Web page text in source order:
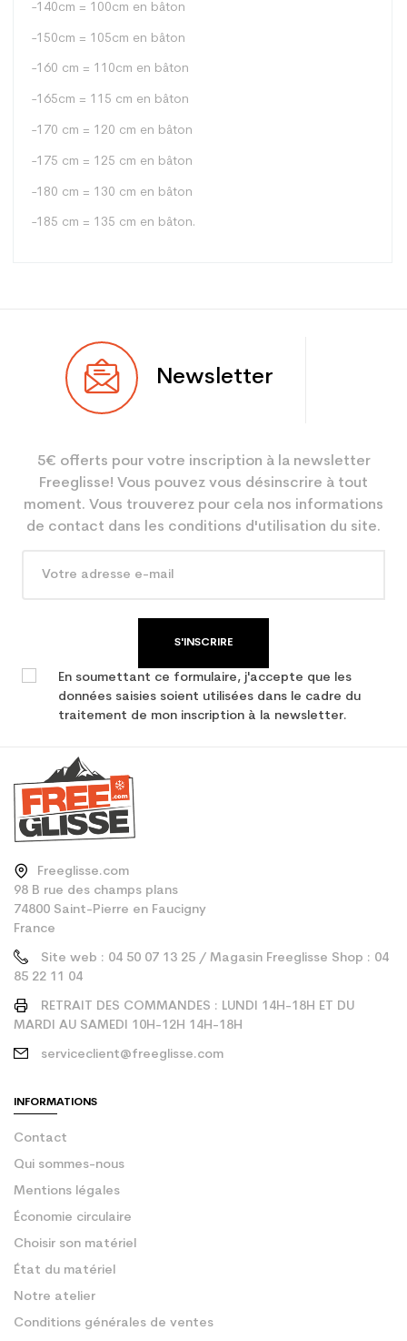
-140cm = 100cm en bâton
-150cm = 105cm en bâton
-160 cm = 110cm en bâton
-165cm = 115 cm en bâton
-170 cm = 120 cm en bâton
-175 cm = 125 cm en bâton
-180 cm = 130 cm en bâton
-185 cm = 135 cm en bâton.
Utilisateur Mixte
Coloris Vert
En achetant d'occasion :
Economie CO² (en kg)
0.34
Newsletter
5€ offerts pour votre inscription à la newsletter
Freeglisse! Vous pouvez vous désinscrire à tout
moment. Vous trouverez pour cela nos informations
de contact dans les conditions d'utilisation du site.
S'INSCRIRE
En soumettant ce formulaire, j'accepte que les
données saisies soient utilisées dans le cadre du
traitement de mon inscription à la newsletter.
Freeglisse.com
98 B rue des champs plans
74800 Saint-Pierre en Faucigny
France
Site web : 04 50 07 13 25 / Magasin Freeglisse Shop : 04
85 22 11 04
RETRAIT DES COMMANDES : LUNDI 14H-18H ET DU
MARDI AU SAMEDI 10H-12H 14H-18H
serviceclient@freeglisse.com
INFORMATIONS
Contact
Qui sommes-nous
Mentions légales
Économie circulaire
Choisir son matériel
État du matériel
Notre atelier
Conditions générales de ventes